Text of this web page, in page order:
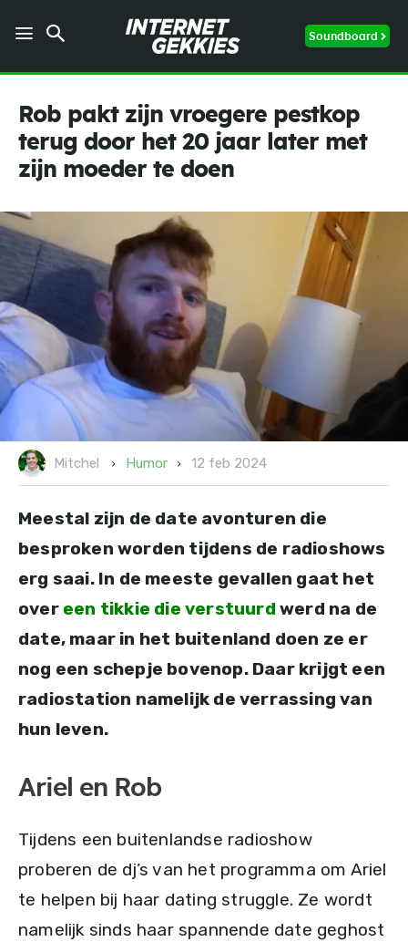
Soundboard
Rob pakt zijn vroegere pestkop
terug door het 20 jaar later met
zijn moeder te doen
Mitchel Humor 12 feb 2024
Meestal zijn de date avonturen die
besproken worden tijdens de radioshows
erg saai. In de meeste gevallen gaat het
over een tikkie die verstuurd werd na de
date, maar in het buitenland doen ze er
nog een schepje bovenop. Daar krijgt een
radiostation namelijk de verrassing van
hun leven.
Ariel en Rob
Tijdens een buitenlandse radioshow
proberen de dj’s van het programma om Ariel
te helpen bij haar dating struggle. Ze wordt
namelijk sinds haar spannende date geghost